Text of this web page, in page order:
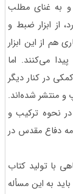
و به غنای مطلب
از ابزار ضبط و
هم از این ابزار
می‌کنند. اما
در کنار دیگر
و منتشر شده‌اند.
در نحوه ترکیب و
دفاع مقدس در
با تولید کتاب
شده است، اما باید به این مسأله